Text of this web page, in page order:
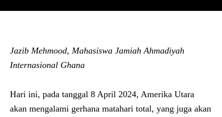
Jazib Mehmood, Mahasiswa Jamiah Ahmadiyah
Internasional Ghana
Hari ini, pada tanggal 8 April 2024, Amerika Utara
akan mengalami gerhana matahari total, yang juga akan